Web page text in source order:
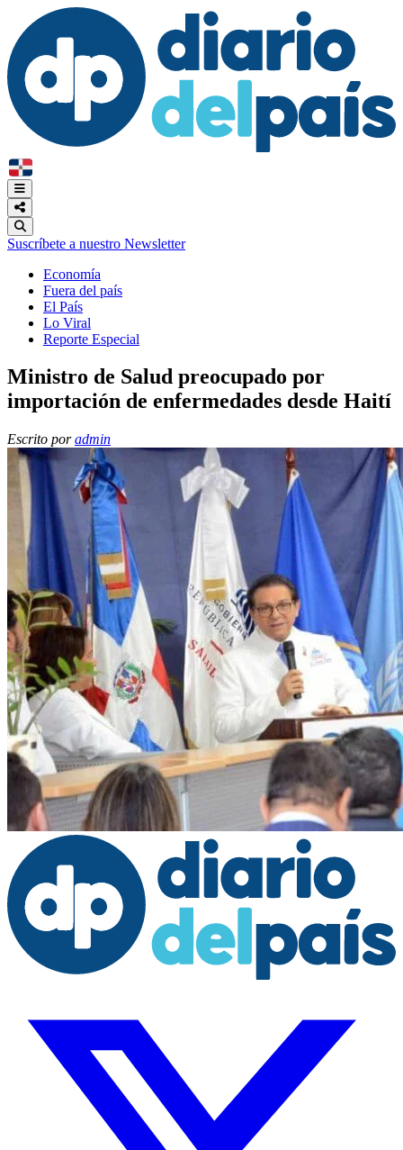
Suscríbete a nuestro Newsletter
Economía
Fuera del país
El País
Lo Viral
Reporte Especial
Ministro de Salud preocupado por
importación de enfermedades desde Haití
Escrito poradmin